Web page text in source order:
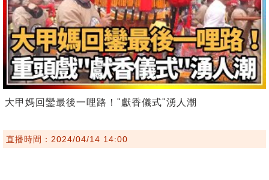
大甲媽回鑾最後一哩路！"獻香儀式"湧人潮
直播時間：2024/04/14 14:00